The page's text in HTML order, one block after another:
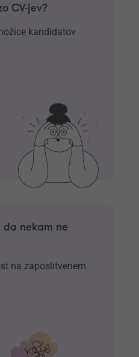
CV-jev?
kandidatov
nekam ne
na zaposlitvenem